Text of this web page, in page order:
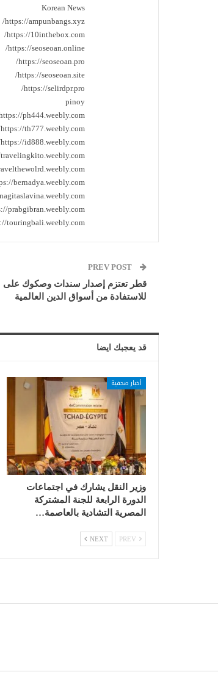
Korean News
https://ampunbangs.xyz/
https://10inthebox.com/
https://seoseoan.online/
https://seoseoan.pro/
https://seoseoan.site/
https://selirdpr.pro/
pinoy
ph444.weebly.com/
https://th777.weebly.com/
https://id888.weebly.com/
bernadya.weebly.com/
prabgibran.weebly.com/
touringbali.weebly.com/
قطر تعتزم إصدار سندات وصكوك على
للاستفادة من أسواق الدين العالمية
قد يعجبك ايضا
أخبار صحفية
وزير النقل يشارك في اجتماعات
الدورة الرابعة للجنة المشتركة
المصرية التشادية بالعاصمة…
NEXT